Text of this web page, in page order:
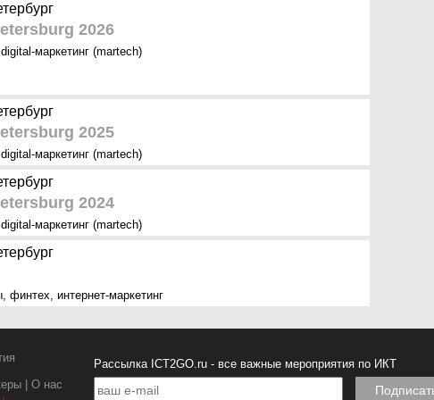
2026
digital-маркетинг (martech)
2025
digital-маркетинг (martech)
2024
digital-маркетинг (martech)
, финтех, интернет-маркетинг
|О нас
Рассылка ICT2GO.ru - все важные мероприятия по ИКТ